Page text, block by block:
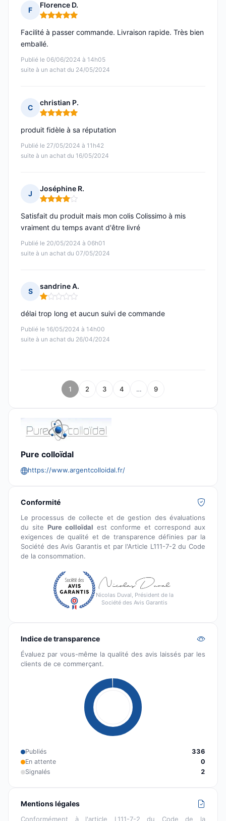
F
Florence D.
Note : 5 sur 5
Publié le 06/06/2024 à 14h05
suite à un achat du 24/05/2024
Facilité à passer commande. Livraison rapide. Très bien
emballé.
C
christian P.
Note : 5 sur 5
Publié le 27/05/2024 à 11h42
suite à un achat du 16/05/2024
produit fidèle à sa réputation
J
Joséphine R.
Note : 4 sur 5
Publié le 20/05/2024 à 06h01
suite à un achat du 07/05/2024
Satisfait du produit mais mon colis Colissimo à mis
vraiment du temps avant d'être livré
S
sandrine A.
Note : 1 sur 5
Publié le 16/05/2024 à 14h00
suite à un achat du 26/04/2024
délai trop long et aucun suivi de commande
1 2 3 4 … 9
Pure colloïdal
https://www.argentcolloidal.fr/
Conformité
Le processus de collecte et de gestion des évaluations
du site Pure colloïdal est conforme et correspond aux
exigences de qualité et de transparence définies par la
Société des Avis Garantis et par l'Article L111-7-2 du Code
de la consommation.
Nicolas Duval, Président de la
Société des Avis Garantis
Indice de transparence
Évaluez par vous-même la qualité des avis laissés par les
clients de ce commerçant.
Publiés
336
En attente
0
Signalés
2
Mentions légales
Conformément à l'article L111-7-2 du Code de la